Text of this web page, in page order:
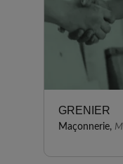
GRENIER
Maçonnerie,